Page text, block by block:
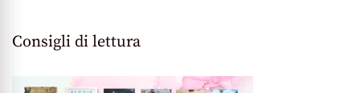
Consigli di lettura